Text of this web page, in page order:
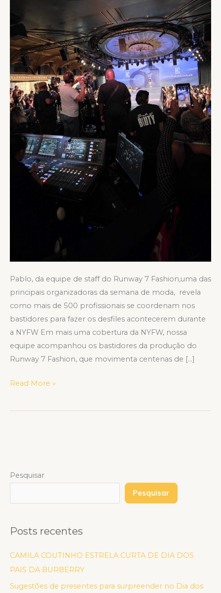
Pablo, da equipe de staff do Runway 7 Fashion,uma das
principais organizadoras da semana de moda, revela
como mais de 500 profissionais se coordenam nos
bastidores para fazer os desfiles acontecerem durante
a NYFW Em mais uma cobertura da NYFW, nossa
equipe acompanhou os bastidores da produção do
Runway 7 Fashion, que movimenta centenas de […]
Read More »
Pesquisar
Pesquisar
Posts recentes
CAMILA COUTINHO ESTRELA CURTA DE DIA DOS
PAIS DA BURBERRY
Sugestões de presentes para surpreender no Dia dos